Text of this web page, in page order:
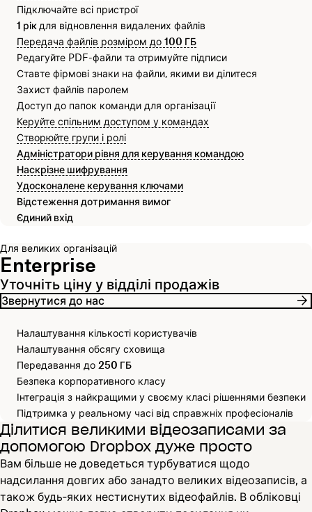
Підключайте всі пристрої
1 рік для відновлення видалених файлів
Передача файлів розміром до 100 ГБ
Редагуйте PDF-файли та отримуйте підписи
Ставте фірмові знаки на файли, якими ви ділитеся
Захист файлів паролем
Доступ до папок команди для організації
Керуйте спільним доступом у командах
Створюйте групи і ролі
Адміністратори рівня для керування командою
Наскрізне шифрування
Удосконалене керування ключами
Відстеження дотримання вимог
Єдиний вхід
Для великих організацій
Enterprise
Уточніть ціну у відділі продажів
Звернутися до нас
Налаштування кількості користувачів
Налаштування обсягу сховища
Передавання до 250 ГБ
Безпека корпоративного класу
Інтеграція з найкращими у своєму класі рішеннями безпеки
Підтримка у реальному часі від справжніх професіоналів
Ділитися великими відеозаписами за
допомогою Dropbox дуже просто
Вам більше не доведеться турбуватися щодо
надсилання довгих або занадто великих відеозаписів, а
також будь‑яких нестиснутих відеофайлів. В обліковці